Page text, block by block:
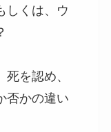
しくは、ウ
を認め、
否かの違い